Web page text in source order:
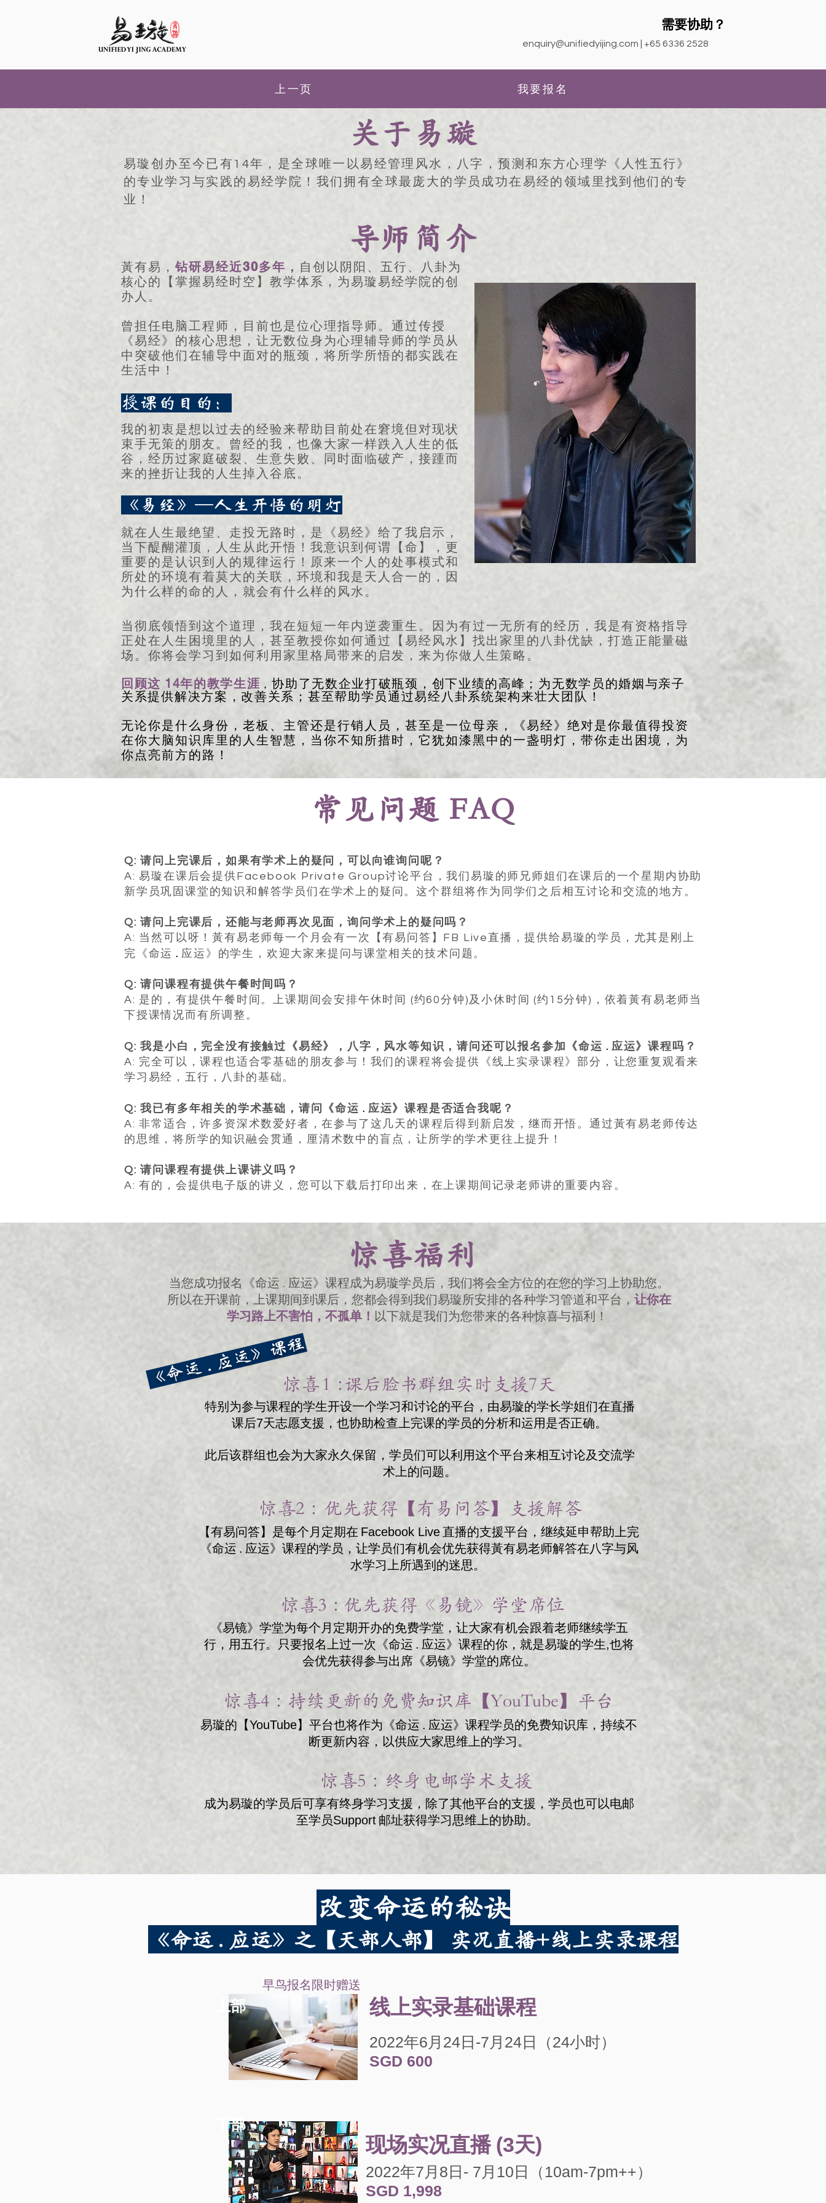
需要协助？
enquiry@unifiedyijing.com | +65 6336 2528
上一页 我要报名
关于易璇
易璇创办至今已有14年，是全球唯一以易经管理风水，八字，预测和东方心理学《人性五行》
的专业学习与实践的易经学院！我们拥有全球最庞大的学员成功在易经的领域里找到他们的专
业！
导师简介
黃有易， 钻研易经近30多年，
自创以阴阳、五行、八卦为
核心的【掌握易经时空】教学体系，为易璇易经学院的创
办人。
曾担任电脑工程师，目前也是位心理指导师。通过传授
《易经》的核心思想，让无数位身为心理辅导师的学员从
中突破他们在辅导中面对的瓶颈，将所学所悟的都实践在
生活中！
我的初衷是想以过去的经验来帮助目前处在窘境但对现状
束手无策的朋友。曾经的我，也像大家一样跌入人生的低
谷，经历过家庭破裂、生意失败、同时面临破产，接踵而
来的挫折让我的人生掉入谷底。
就在人生最绝望、走投无路时，是《易经》给了我启示，
当下醍醐灌顶，人生从此开悟！我意识到何谓【命】，更
重要的是认识到人的规律运行！原来一个人的处事模式和
所处的环境有着莫大的关联，环境和我是天人合一的，因
为什么样的命的人，就会有什么样的风水。
授课的目的：
《易经》—人生开悟的明灯
当彻底领悟到这个道理，我在短短一年内逆袭重生。因为有过一无所有的经历，我是有资格指导
正处在人生困境里的人，甚至教授你如何通过【易经风水】找出家里的八卦优缺，打造正能量磁
场。你将会学习到如何利用家里格局带来的启发，来为你做人生策略。​
回顾这 14年的教学生涯 ，协助了无数企业打破瓶颈，创下业绩的高峰；为无数学员的婚姻与亲子
关系提供解决方案，改善关系；甚至帮助学员通过易经八卦系统架构来壮大团队！
无论你是什么身份，老板、主管还是行销人员，甚至是一位母亲，《易经》绝对是你最值得投资
在你大脑知识库里的人生智慧，当你不知所措时，它犹如漆黑中的一盏明灯，带你走出困境，为
你点亮前方的路！
常见问题 FAQ
Q: 请问上完课后，如果有学术上的疑问，可以向谁询问呢？
A: 易璇在课后会提供Facebook Private Group讨论平台，我们易璇的师兄师姐们在课后的一个星期内协助
新学员巩固课堂的知识和解答学员们在学术上的疑问。这个群组将作为同学们之后相互讨论和交流的地方。
Q: 请问上完课后，还能与老师再次见面，询问学术上的疑问吗？
A: 当然可以呀！黃有易老师每一个月会有一次【有易问答】FB Live直播，提供给易璇的学员，尤其是刚上
完《命运 . 应运》的学生，欢迎大家来提问与课堂相关的技术问题。
Q: 请问课程有提供午餐时间吗？
A: 是的，有提供午餐时间。上课期间会安排午休时间 (约60分钟)及小休时间 (约15分钟)，依着黃有易老师当
下授课情况而有所调整。
Q: 我是小白，完全没有接触过《易经》，八字，风水等知识，请问还可以报名参加《命运 . 应运》课程吗？
A: 完全可以，课程也适合零基础的朋友参与！我们的课程将会提供《线上实录课程》部分，让您重复观看来
学习易经，五行，八卦的基础。
Q: 我已有多年相关的学术基础，请问《命运 . 应运》课程是否适合我呢？
A: 非常适合，许多资深术数爱好者，在参与了这几天的课程后得到新启发，继而开悟。通过黃有易老师传达
的思维，将所学的知识融会贯通，厘清术数中的盲点，让所学的学术更往上提升！
Q: 请问课程有提供上课讲义吗？
A: 有的，会提供电子版的讲义，您可以下载后打印出来，在上课期间记录老师讲的重要内容。
惊喜福利
当您成功报名《命运 . 应运》课程成为易璇学员后，我们将会全方位的在您的学习上协助您。
所以在开课前，上课期间到课后，您都会得到我们易璇所安排的各种学习管道和平台， 让你在
学习路上不害怕，不孤单！ 以下就是我们为您带来的各种惊喜与福利！
惊喜 1 ：课后脸书群组实时支援7天 ​
特别为参与课程的学生开设一个学习和讨论的平台，由易璇的学长学姐们在直播
课后7天志愿支援，也协助检查上完课的学员的分析和运用是否正确。
此后该群组也会为大家永久保留，学员们可以利用这个平台来相互讨论及交流学
术上的问题。
惊喜2 ：优先获得【有易问答】支援解答 ​
【有易问答】是每个月定期在 Facebook Live 直播的支援平台，继续延申帮助上完
《命运 . 应运》课程的学员，让学员们有机会优先获得黃有易老师解答在八字与风
水学习上所遇到的迷思。 ​
惊喜3 ：优先获得《易镜》学堂席位 ​
《易镜》学堂为每个月定期开办的免费学堂，让大家有机会跟着老师继续学五
行，用五行。只要报名上过一次《命运 . 应运》课程的你，就是易璇的学生,也将
会优先获得参与出席《易镜》学堂的席位。
惊喜4 ：持续更新的免费知识库【YouTube】平台
易璇的【YouTube】平台也将作为《命运 . 应运》课程学员的免费知识库，持续不
断更新内容，以供应大家思维上的学习。
惊喜5 ：终身电邮学术支援​
成为易璇的学员后可享有终身学习支援，除了其他平台的支援，学员也可以电邮
至学员Support 邮址获得学习思维上的协助。
《命运 . 应运》课程
改变命运的秘诀
《命运 . 应运》之【天部人部】 实况直播+线上实录课程
线上实录基础课程
2022年6月24日-7月24日（24小时）
​SGD 600
上部
早鸟报名限时赠送
下部
现场实况直播 (3天)
2022年7月8日- 7 月10 日（10am-7pm++）
SGD 1,998